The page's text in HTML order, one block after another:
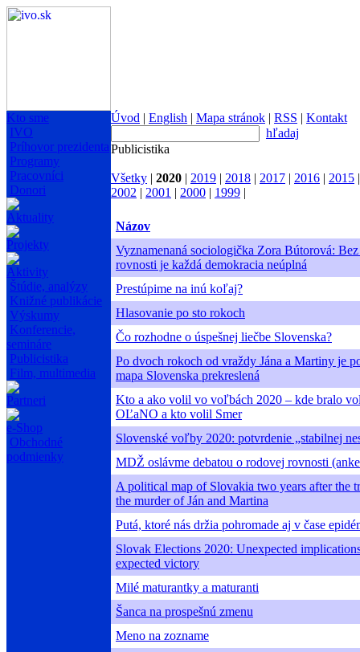
Kto sme
IVO
Príhovor prezidenta
Programy
Pracovníci
Donori
Aktuality
Projekty
Aktivity
Štúdie, analýzy
Knižné publikácie
Výskumy
Konferencie,
semináre
Publicistika
Film, multimedia
Partneri
e-Shop
Obchodné
podmienky
Úvod | English | Mapa stránok | RSS | Kontakt
hľadaj
Publicistika
Všetky | 2020 | 2019 | 2018 | 2017 | 2016 | 2015
2002 | 2001 | 2000 | 1999 |
Názov
Vyznamenaná sociologička Zora Bútorová:
rovnosti je každá demokracia neúplná
Prestúpime na inú koľaj?
Hlasovanie po sto rokoch
Čo rozhodne o úspešnej liečbe Slovenska?
Po dvoch rokoch od vraždy Jána a Martiny je
mapa Slovenska prekreslená
Kto a ako volil vo voľbách 2020 – kde bralo
OĽaNO a kto volil Smer
Slovenské voľby 2020: potvrdenie „stabilnej
MDŽ oslávme debatou o rodovej rovnosti
A political map of Slovakia two years after the
the murder of Ján and Martina
Putá, ktoré nás držia pohromade aj v čase
Slovak Elections 2020: Unexpected
expected victory
Milé maturantky a maturanti
Šanca na prospešnú zmenu
Meno na zozname